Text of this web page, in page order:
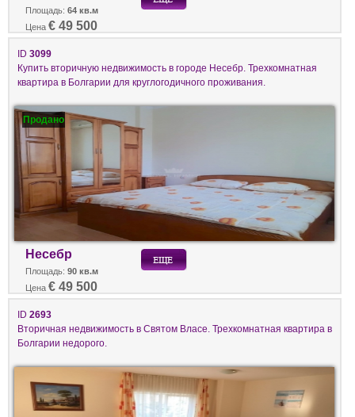
Площадь: 64 кв.м
Цена € 49 500
ID 3099
Купить вторичную недвижимость в городе Несебр. Трехкомнатная
квартира в Болгарии для круглогодичного проживания.
Продано
Несебр
Площадь: 90 кв.м
Цена € 49 500
ID 2693
Вторичная недвижимость в Святом Власе. Трехкомнатная квартира в
Болгарии недорого.